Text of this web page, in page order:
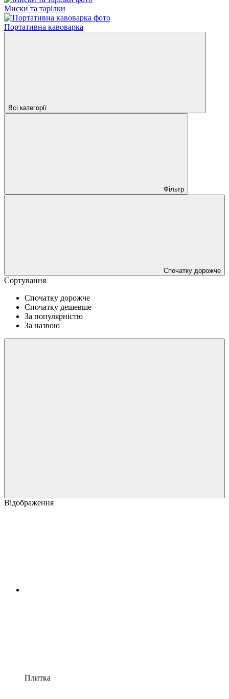
Миски та тарілки
Портативна кавоварка
Всі категорії
Фільтр
Спочатку дорожче
Сортування
Спочатку дорожче
Спочатку дешевше
За популярністю
За назвою
Відображення
Плитка